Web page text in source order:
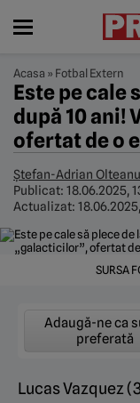
Acasa » Fotbal Extern
Este pe cale
după 10 ani!
ofertat de o
Ștefan-Adrian Olteanu
Publicat: 18.06.2025,
Actualizat:
SURSA
Adaugă-ne ca
preferată
Lucas Vazquez